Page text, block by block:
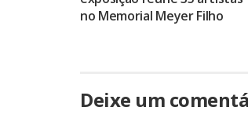
no Memorial Meyer Filho
Deixe um